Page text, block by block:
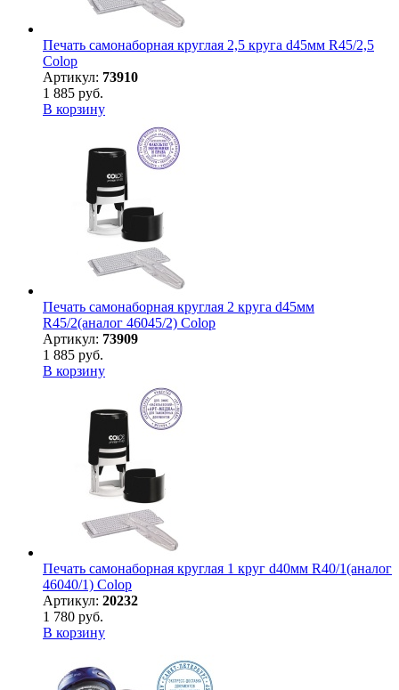
Печать самонаборная круглая 2,5 круга d45мм R45/2,5
Colop
Артикул: 73910
1 885 руб.
В корзину
Печать самонаборная круглая 2 круга d45мм
R45/2(аналог 46045/2) Colop
Артикул: 73909
1 885 руб.
В корзину
Печать самонаборная круглая 1 круг d40мм R40/1(аналог
46040/1) Colop
Артикул: 20232
1 780 руб.
В корзину